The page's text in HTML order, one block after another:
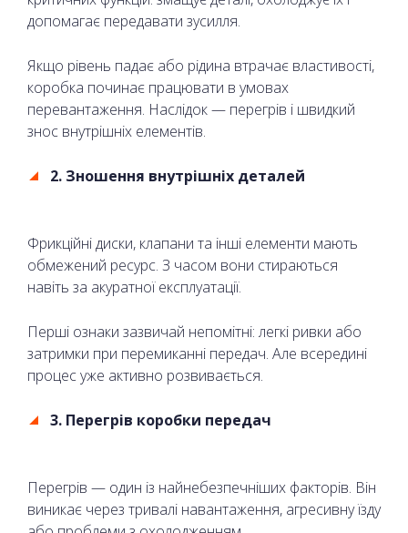
допомагає передавати зусилля.
Якщо рівень падає або рідина втрачає властивості,
коробка починає працювати в умовах
перевантаження. Наслідок — перегрів і швидкий
знос внутрішніх елементів.
2. Зношення внутрішніх деталей
Фрикційні диски, клапани та інші елементи мають
обмежений ресурс. З часом вони стираються
навіть за акуратної експлуатації.
Перші ознаки зазвичай непомітні: легкі ривки або
затримки при перемиканні передач. Але всередині
процес уже активно розвивається.
3. Перегрів коробки передач
Перегрів — один із найнебезпечніших факторів. Він
виникає через тривалі навантаження, агресивну їзду